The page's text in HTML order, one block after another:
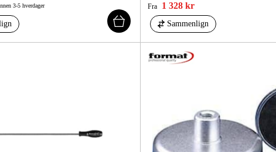
3-5 hverdager
Fra
1 328 kr
Sammenlign